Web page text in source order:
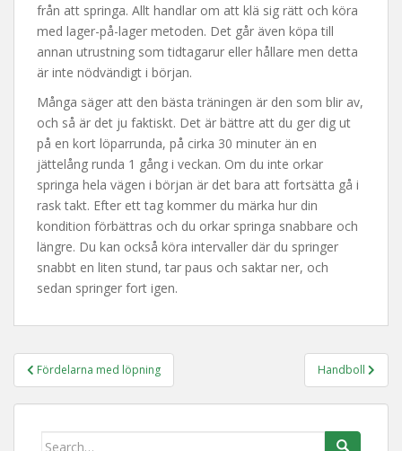
från att springa. Allt handlar om att klä sig rätt och köra
med lager-på-lager metoden. Det går även köpa till
annan utrustning som tidtagarur eller hållare men detta
är inte nödvändigt i början.
Många säger att den bästa träningen är den som blir av,
och så är det ju faktiskt. Det är bättre att du ger dig ut
på en kort löparrunda, på cirka 30 minuter än en
jättelång runda 1 gång i veckan. Om du inte orkar
springa hela vägen i början är det bara att fortsätta gå i
rask takt. Efter ett tag kommer du märka hur din
kondition förbättras och du orkar springa snabbare och
längre. Du kan också köra intervaller där du springer
snabbt en liten stund, tar paus och saktar ner, och
sedan springer fort igen.
Inläggsnavigering
Fördelarna med löpning Handboll
Search